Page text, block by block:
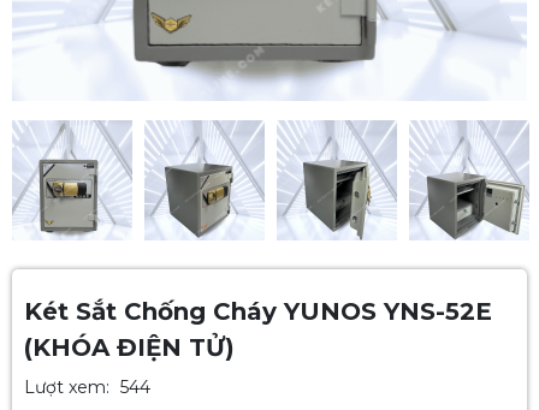
Két Sắt Chống Cháy YUNOS YNS-52E
(KHÓA ĐIỆN TỬ)
Lượt xem: 544